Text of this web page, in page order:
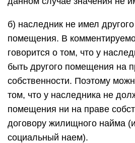
б) наследник не имел
помещения. В
говорится о том, что у
быть другого помещения на
собственности. Поэтому
том, что у наследника не
помещения ни на праве
договору жилищного найма
социальный наем).